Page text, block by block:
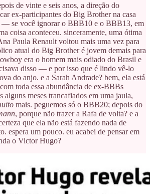
de vinte e seis anos, a direção do
ex-participantes do Big Brother na casa
— se você ignorar o BBB10 e o BBB13, em
coisa aconteceu. sinceramente, uma ótima
Paula Renault voltou mais uma vez para
atual do Big Brother é jovem demais para
era o homem mais odiado do Brasil e
disso — e por isso que é lindo vê-lo
do anjo. e a Sarah Andrade? bem, ela está
toda essa abundância de ex-BBBs
alguns meses trancafiados em uma jaula,
mais. peguemos só o BBB20; depois do
, porque não trazer a Rafa de volta? e a
que ela não está fazendo nada de
espera um pouco. eu acabei de pensar em
o Victor Hugo?